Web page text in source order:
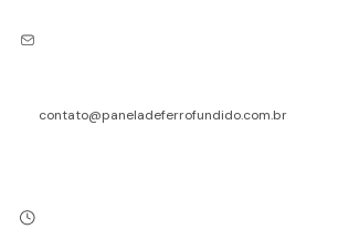
contato@paneladeferrofundido.com.br